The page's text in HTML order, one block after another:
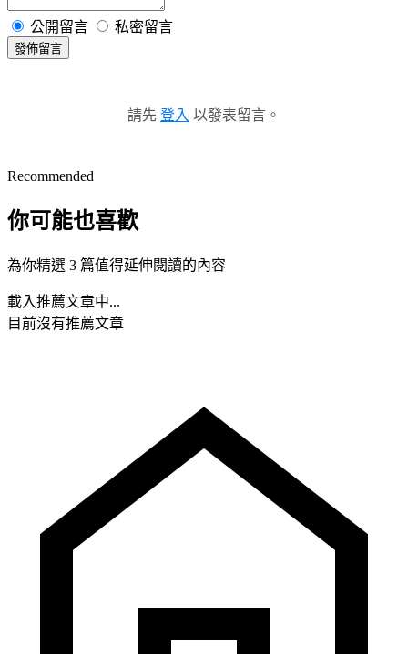
公開留言 私密留言
發佈留言
請先 登入 以發表留言。
Recommended
你可能也喜歡
為你精選 3 篇值得延伸閱讀的內容
載入推薦文章中...
目前沒有推薦文章